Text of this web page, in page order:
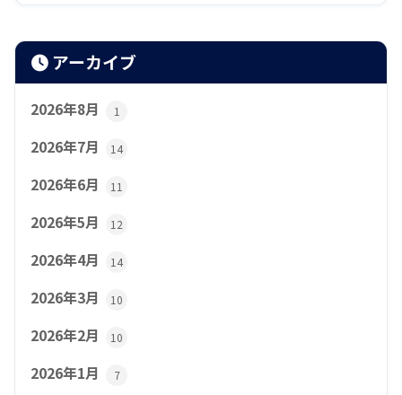
アーカイブ
2026年8月 1
2026年7月 14
2026年6月 11
2026年5月 12
2026年4月 14
2026年3月 10
2026年2月 10
2026年1月 7